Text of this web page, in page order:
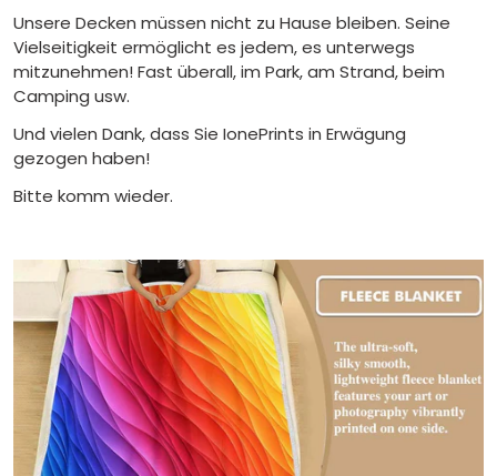
Unsere Decken müssen nicht zu Hause bleiben. Seine
Vielseitigkeit ermöglicht es jedem, es unterwegs
mitzunehmen! Fast überall, im Park, am Strand, beim
Camping usw.
Und vielen Dank, dass Sie IonePrints in Erwägung
gezogen haben!
Bitte komm wieder.